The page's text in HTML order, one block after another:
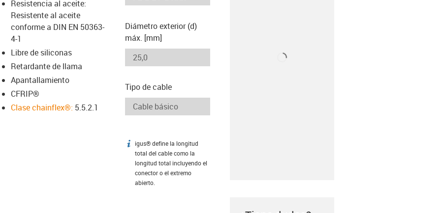
Resistencia al aceite:
Resistente al aceite
conforme a DIN EN 50363-
4-1
Libre de siliconas
Retardante de llama
Apantallamiento
CFRIP®
Clase chainflex®: 5.5.2.1
Diámetro exterior (d)
máx. [mm]
Tipo de cable
igus-icon-info
igus® define la longitud
total del cable como la
longitud total incluyendo el
conector o el extremo
abierto.